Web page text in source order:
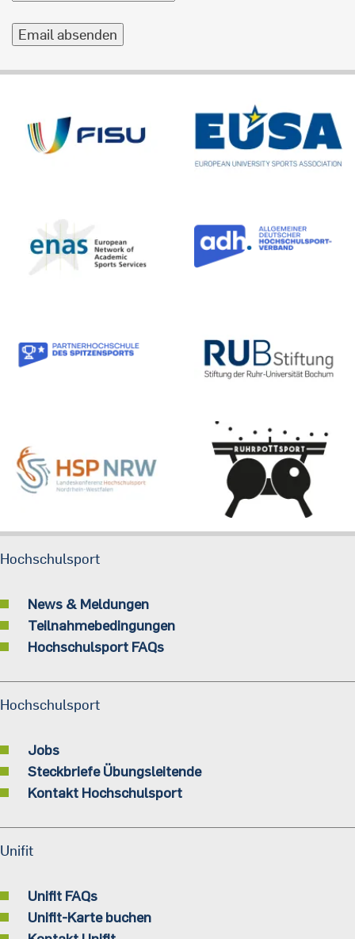
Hochschulsport
News & Meldungen
Teilnahmebedingungen
Hochschulsport FAQs
Hochschulsport
Jobs
Steckbriefe Übungsleitende
Kontakt Hochschulsport
Unifit
Unifit FAQs
Unifit-Karte buchen